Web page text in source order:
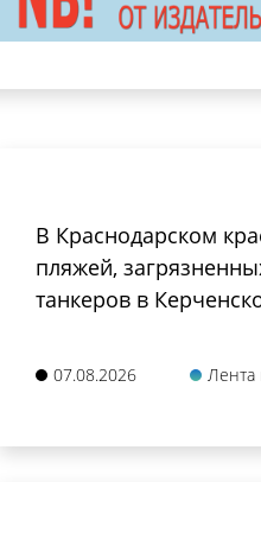
В Краснодарском
пляжей,
танкеров в
07.08.2026 Лента